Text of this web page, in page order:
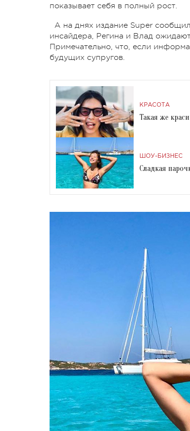
показывает себя в полный рост.
А на днях издание Super
инсайдера, Регина и Влад
Примечательно, что, если
будущих супругов.
КРАСОТА
Такая же
ШОУ-БИЗНЕС
Сладкая